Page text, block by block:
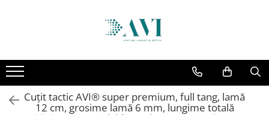
Casa
Accesorii uscatoare rufe
Aparate electrocasnice & accesorii
Cuțit tactic AVI® super premium, full tang, lamă
12 cm, grosime lamă 6 mm, lungime totală